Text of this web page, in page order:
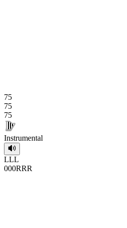
75
75
75
Instrumental
LLL
000RRR